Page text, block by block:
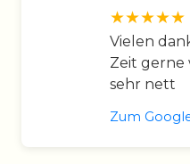
Vielen
Zeit gerne
sehr nett
Zum